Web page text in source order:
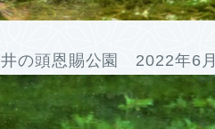
の頭恩賜公園 2022年6月